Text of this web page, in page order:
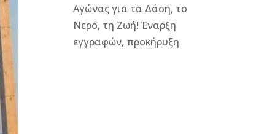
Αγώνας για τα Δάση, το
Νερό, τη Ζωή! Έναρξη
εγγραφών, προκήρυξη